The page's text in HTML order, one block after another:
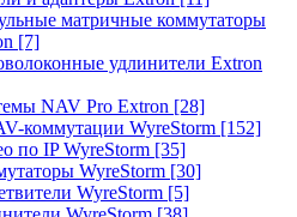
матричные коммутаторы
[7]
удлинители Extron
NAV Pro Extron [28]
коммутации WyreStorm [152]
по IP WyreStorm [35]
WyreStorm [30]
WyreStorm [5]